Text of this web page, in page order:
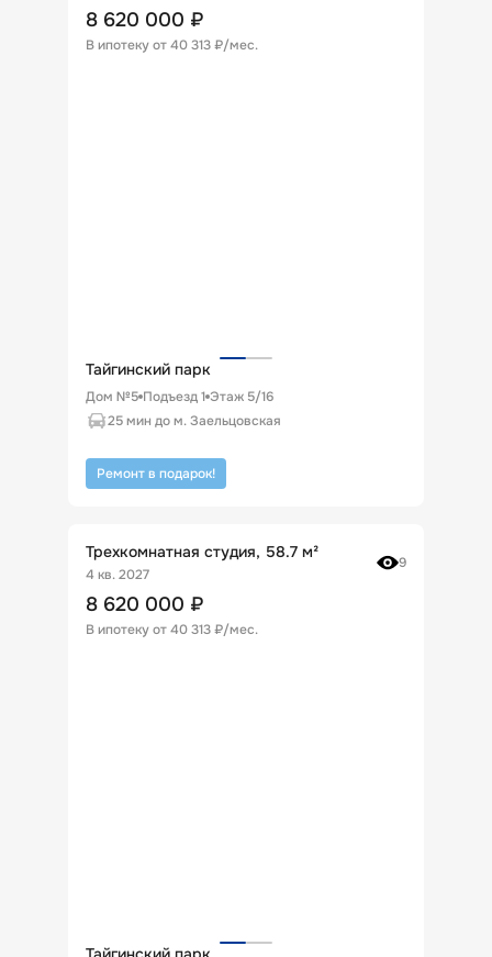
8 620 000 ₽
В ипотеку от40 313 ₽/мес.
Тайгинский парк
Дом №5 Подъезд1 Этаж 5/16
25 мин до м. Заельцовская
Ремонт в подарок!
Трехкомнатная студия, 58.7 м²
4 кв. 2027
9
8 620 000 ₽
В ипотеку от40 313 ₽/мес.